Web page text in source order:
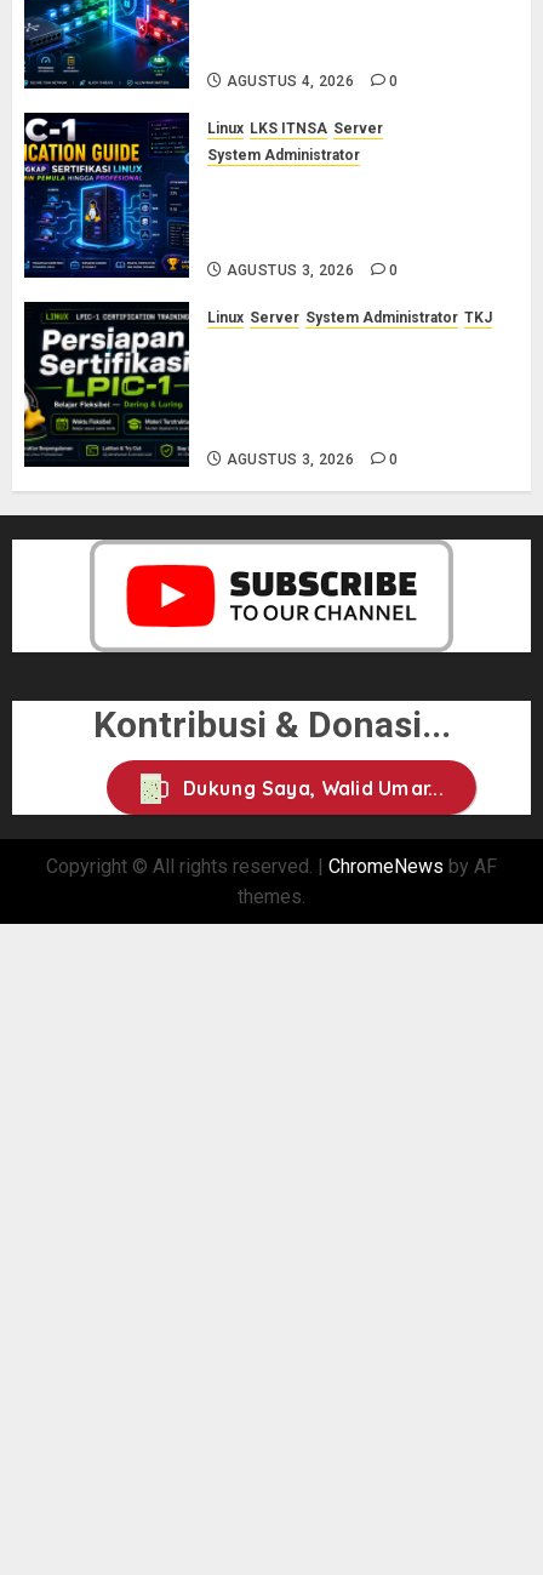
AGUSTUS 4, 2026 0
Linux LKS ITNSA Server
System Administrator
AGUSTUS 3, 2026 0
Linux Server System Administrator TKJ
AGUSTUS 3, 2026 0
Kontribusi & Donasi...
Dukung Saya, Walid Umar...
Copyright © All rights reserved. | ChromeNews by AF
themes.